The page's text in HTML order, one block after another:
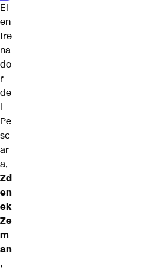
El
en
tre
na
do
r
de
l
Pe
sc
ar
a,
Zd
en
ek
Ze
m
an
,